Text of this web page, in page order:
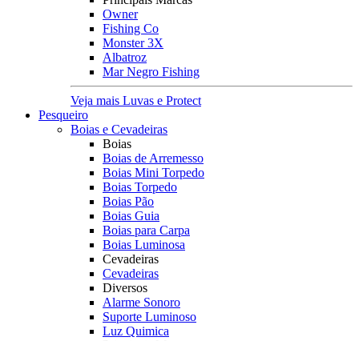
Owner
Fishing Co
Monster 3X
Albatroz
Mar Negro Fishing
Veja mais Luvas e Protect
Pesqueiro
Boias e Cevadeiras
Boias
Boias de Arremesso
Boias Mini Torpedo
Boias Torpedo
Boias Pão
Boias Guia
Boias para Carpa
Boias Luminosa
Cevadeiras
Cevadeiras
Diversos
Alarme Sonoro
Suporte Luminoso
Luz Quimica